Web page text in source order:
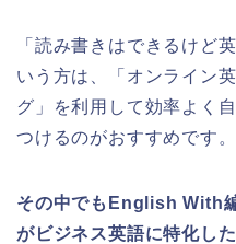
「読み書きはできるけど
いう方は、「オンライン
グ」を利用して効率よく
つけるのがおすすめです。
その中でもEnglish With
がビジネス英語に特化し